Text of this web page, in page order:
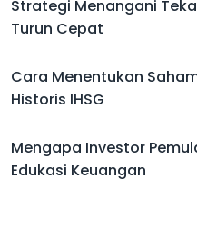
Strategi Menangani
Turun Cepat
Cara Menentukan
Historis IHSG
Mengapa Investor
Edukasi Keuangan